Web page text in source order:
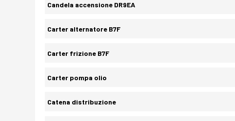
Candela accensione DR9EA
Carter alternatore B7F
Carter frizione B7F
Carter pompa olio
Catena distribuzione